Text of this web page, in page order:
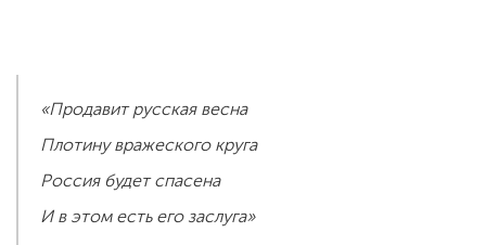
«Продавит русская весна
Плотину вражеского круга
Россия будет спасена
И в этом есть его заслуга»